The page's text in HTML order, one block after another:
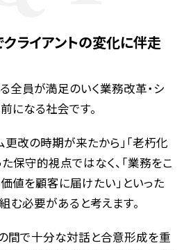
クライアントの変化に伴走
全員が満足のいく業務改革・シ
になる社会です。
更改の時期が来たから」「老朽化
た保守的視点ではなく、「業務をこ
価値を顧客に届けたい」といった
む必要があると考えます。
間で十分な対話と合意形成を重